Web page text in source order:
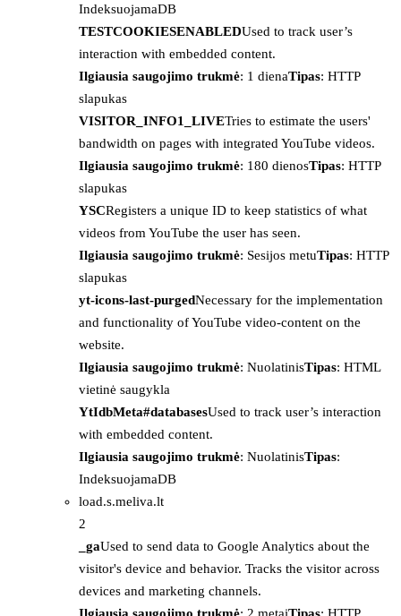
IndeksuojamaDB
TESTCOOKIESENABLEDUsed to track user’s
interaction with embedded content.
Ilgiausia saugojimo trukmė: 1 dienaTipas: HTTP
slapukas
VISITOR_INFO1_LIVETries to estimate the users'
bandwidth on pages with integrated YouTube videos.
Ilgiausia saugojimo trukmė: 180 dienosTipas: HTTP
slapukas
YSCRegisters a unique ID to keep statistics of what
videos from YouTube the user has seen.
Ilgiausia saugojimo trukmė: Sesijos metuTipas: HTTP
slapukas
yt-icons-last-purgedNecessary for the implementation
and functionality of YouTube video-content on the
website.
Ilgiausia saugojimo trukmė: NuolatinisTipas: HTML
vietinė saugykla
YtIdbMeta#databasesUsed to track user’s interaction
with embedded content.
Ilgiausia saugojimo trukmė: NuolatinisTipas:
IndeksuojamaDB
load.s.meliva.lt
2
_gaUsed to send data to Google Analytics about the
visitor's device and behavior. Tracks the visitor across
devices and marketing channels.
Ilgiausia saugojimo trukmė: 2 metaiTipas: HTTP